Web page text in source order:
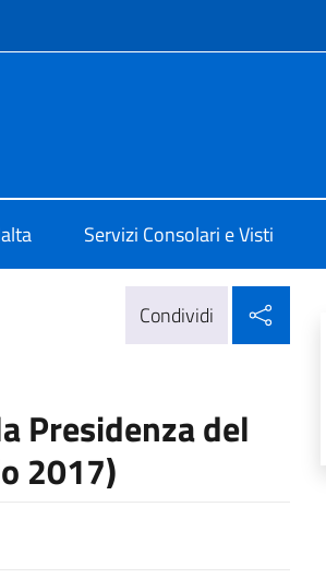
Servizi Consolari e Visti
Condividi
Presidenza del
2017)